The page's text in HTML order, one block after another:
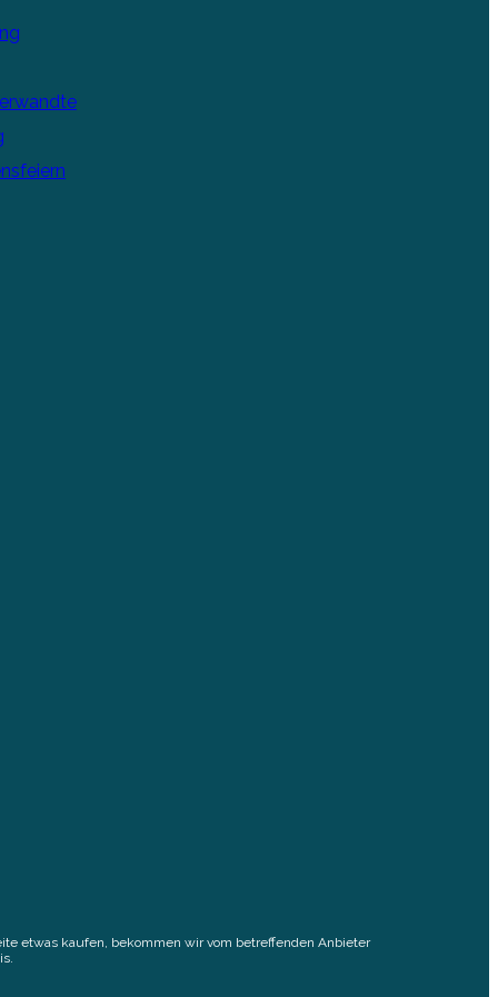
etwas kaufen, bekommen wir vom betreffenden Anbieter